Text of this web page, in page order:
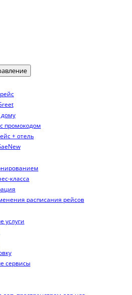
дому
промокодом
+ отель
New
класса
расписания рейсов
услуги
сервисы